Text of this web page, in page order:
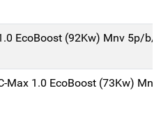
EcoBoost (92Kw) Mnv 5p/b/
Max 1.0 EcoBoost (73Kw)